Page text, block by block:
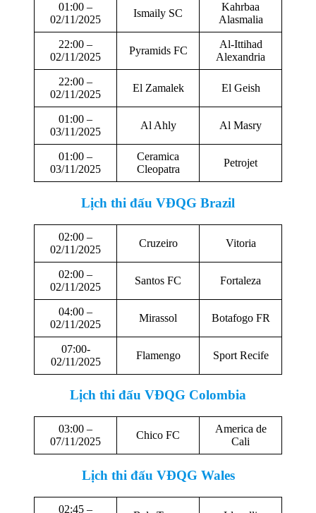
01:00 –
02/11/2025
Ismaily SC
Kahrbaa
Alasmalia
22:00 –
02/11/2025
Pyramids FC
Al-Ittihad
Alexandria
22:00 –
02/11/2025
El Zamalek El Geish
01:00 –
03/11/2025
Al Ahly Al Masry
01:00 –
03/11/2025
Ceramica
Cleopatra
Petrojet
Lịch thi đấu VĐQG Brazil
02:00 –
02/11/2025
Cruzeiro Vitoria
02:00 –
02/11/2025
Santos FC Fortaleza
04:00 –
02/11/2025
Mirassol Botafogo FR
07:00-
02/11/2025
Flamengo Sport Recife
Lịch thi đấu VĐQG Colombia
03:00 –
07/11/2025
Chico FC
America de
Cali
Lịch thi đấu VĐQG Wales
02:45 –